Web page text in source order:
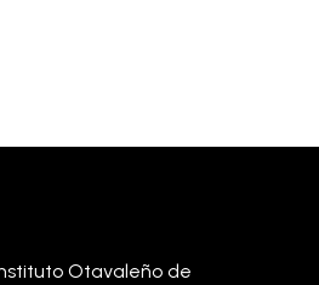
Otavaleño de